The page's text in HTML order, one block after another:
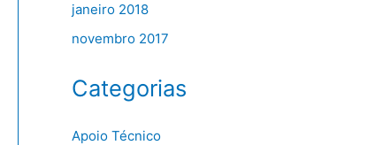
janeiro 2018
novembro 2017
Categorias
Apoio Técnico